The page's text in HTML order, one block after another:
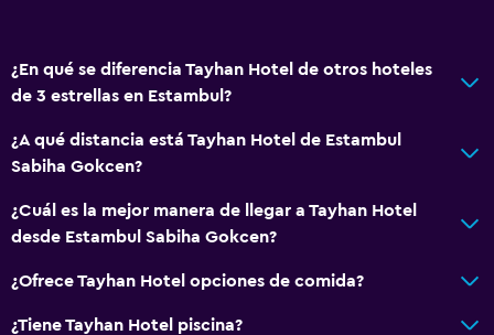
Comedor
Servicio de entrega de comida
Almuerzos para llevar
Menús para dietas especiales (bajo petición)
Bar/lounge
La comida se puede entregar en el alojamiento
Minibar
Cocina compartida
¿En qué se diferencia Tayhan Hotel de otros hoteles
de 3 estrellas en Estambul?
¿A qué distancia está Tayhan Hotel de Estambul
Sabiha Gokcen?
¿Cuál es la mejor manera de llegar a Tayhan Hotel
desde Estambul Sabiha Gokcen?
¿Ofrece Tayhan Hotel opciones de comida?
¿Tiene Tayhan Hotel piscina?